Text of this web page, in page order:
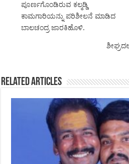
ಪೂರ್ಣಗೊಂಡಿರುವ ಕಲ್ಮಡ್ಡಿ
ಕಾಮಗಾರಿಯನ್ನು ಪರಿಶೀಲನೆ ಮಾಡಿದ
ಬಾಲಚಂದ್ರ ಜಾರಕಿಹೊಳಿ.
Related Articles